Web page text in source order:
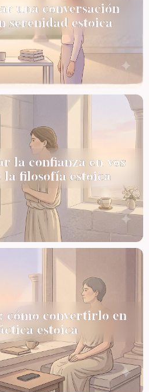
una conversación
serenidad estoica
la confianza en vos
la filosofía estoica
convertirlo en
estoica